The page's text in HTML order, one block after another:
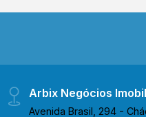
Arbix Negócios
Avenida Brasil, 294 -